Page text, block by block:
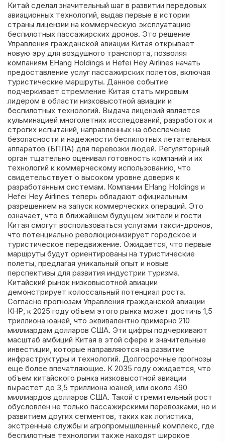
Китай сделал значительный шаг в развитии передовых
авиационных технологий, выдав первые в истории
страны лицензии на коммерческую эксплуатацию
беспилотных пассажирских дронов. Это решение
Управления гражданской авиации Китая открывает
новую эру для воздушного транспорта, позволяя
компаниям EHang Holdings и Hefei Hey Airlines начать
предоставление услуг пассажирских полетов, включая
туристические маршруты. Данное событие
подчеркивает стремление Китая стать мировым
лидером в области низковысотной авиации и
беспилотных технологий. Выдача лицензий является
кульминацией многолетних исследований, разработок и
строгих испытаний, направленных на обеспечение
безопасности и надежности беспилотных летательных
аппаратов (БПЛА) для перевозки людей. Регуляторный
орган тщательно оценивал готовность компаний и их
технологий к коммерческому использованию, что
свидетельствует о высоком уровне доверия к
разработанным системам. Компании EHang Holdings и
Hefei Hey Airlines теперь обладают официальным
разрешением на запуск коммерческих операций. Это
означает, что в ближайшем будущем жители и гости
Китая смогут воспользоваться услугами такси-дронов,
что потенциально революционизирует городское и
туристическое передвижение. Ожидается, что первые
маршруты будут ориентированы на туристические
полеты, предлагая уникальный опыт и новые
перспективы для развития индустрии туризма.
Китайский рынок низковысотной авиации
демонстрирует колоссальный потенциал роста.
Согласно прогнозам Управления гражданской авиации
КНР, к 2025 году объем этого рынка может достичь 1,5
триллиона юаней, что эквивалентно примерно 210
миллиардам долларов США. Эти цифры подчеркивают
масштаб амбиций Китая в этой сфере и значительные
инвестиции, которые направляются на развитие
инфраструктуры и технологий. Долгосрочные прогнозы
еще более впечатляющие. К 2035 году ожидается, что
объем китайского рынка низковысотной авиации
вырастет до 3,5 триллиона юаней, или около 490
миллиардов долларов США. Такой стремительный рост
обусловлен не только пассажирскими перевозками, но и
развитием других сегментов, таких как логистика,
экстренные службы и агропромышленный комплекс, где
беспилотные технологии также находят широкое